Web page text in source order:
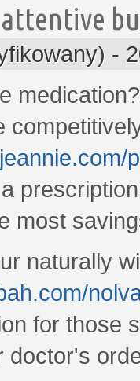
-
most
naturally
for those
doctor's